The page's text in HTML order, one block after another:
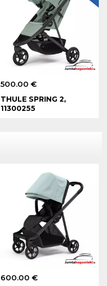
500.00 €
THULE SPRING 2,
11300255
600.00 €